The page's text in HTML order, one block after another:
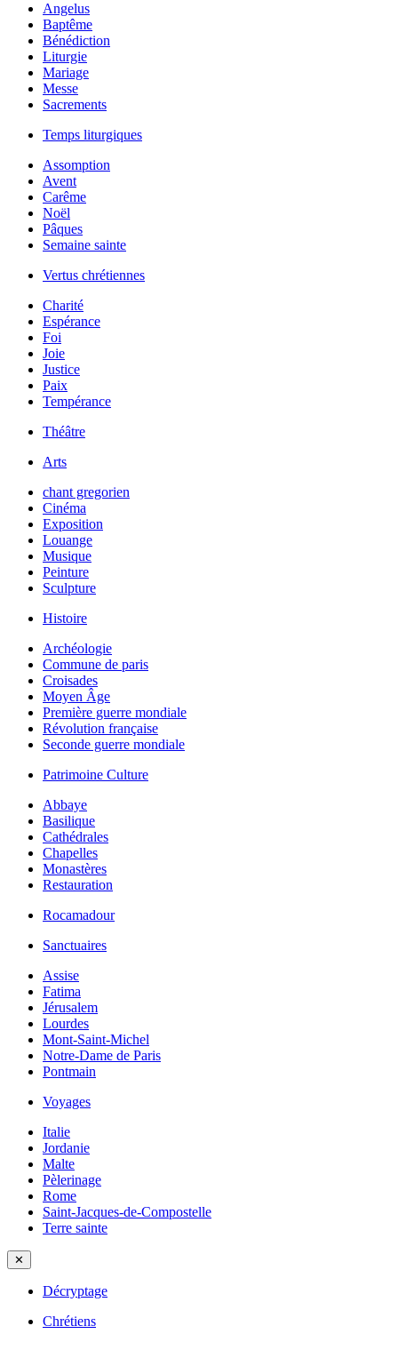
Angelus
Baptême
Bénédiction
Liturgie
Mariage
Messe
Sacrements
Temps liturgiques
Assomption
Avent
Carême
Noël
Pâques
Semaine sainte
Vertus chrétiennes
Charité
Espérance
Foi
Joie
Justice
Paix
Tempérance
Théâtre
Arts
chant gregorien
Cinéma
Exposition
Louange
Musique
Peinture
Sculpture
Histoire
Archéologie
Commune de paris
Croisades
Moyen Âge
Première guerre mondiale
Révolution française
Seconde guerre mondiale
Patrimoine Culture
Abbaye
Basilique
Cathédrales
Chapelles
Monastères
Restauration
Rocamadour
Sanctuaires
Assise
Fatima
Jérusalem
Lourdes
Mont-Saint-Michel
Notre-Dame de Paris
Pontmain
Voyages
Italie
Jordanie
Malte
Pèlerinage
Rome
Saint-Jacques-de-Compostelle
Terre sainte
✕
Décryptage
Chrétiens